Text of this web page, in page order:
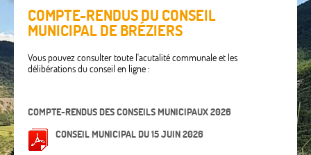
COMPTE-RENDUS DU CONSEIL
MUNICIPAL DE BRÉZIERS
Vous pouvez consulter toute l'acutalité communale et les
délibérations du conseil en ligne :
COMPTE-RENDUS DES CONSEILS MUNICIPAUX 2026
CONSEIL MUNICIPAL DU 15 JUIN 2026